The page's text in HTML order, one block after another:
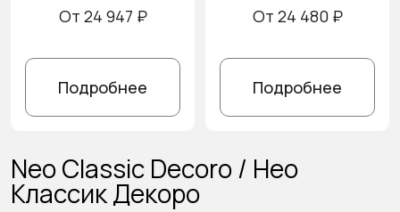
От 24 947 ₽
Подробнее
От 24 480 ₽
Подробнее
Neo Classic Decoro / Нео
Классик Декоро